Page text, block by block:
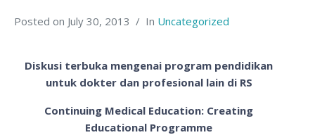
Posted on July 30, 2013 In Uncategorized
Diskusi terbuka mengenai program pendidikan
untuk dokter dan profesional lain di RS
Continuing Medical Education: Creating
Educational Programme